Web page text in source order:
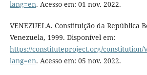
lang=en. Acesso em: 01 nov. 2022.
VENEZUELA. Constituição da República
Venezuela, 1999. Disponível em:
https://constituteproject.org/constitution/
lang=en. Acesso em: 05 nov. 2022.